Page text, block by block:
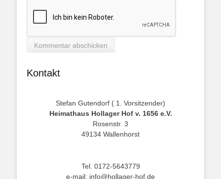
Kontakt
Stefan Gutendorf ( 1. Vorsitzender)
Heimathaus Hollager Hof v. 1656 e.V.
Rosenstr. 3
49134 Wallenhorst
Tel. 0172-5643779
e-mail: info@hollager-hof.de